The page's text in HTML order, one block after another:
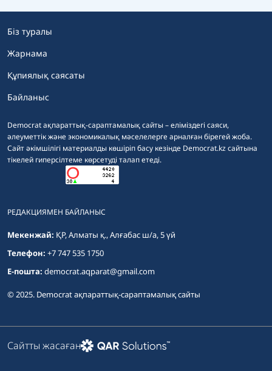
Democrat ақпараттық-сараптамалық сайты – еліміздегі саяси,
әлеуметтік және экономикалық мәселелерге арналған бірегей жоба.
Сайт әкімшілігі материалды көшіріп басу кезінде Democrat.kz сайтына
тікелей гиперсілтеме көрсетуді талап етеді.
Біз туралы
Жарнама
Құпиялық саясаты
Байланыс
РЕДАКЦИЯМЕН БАЙЛАНЫС
Мекенжай: ҚР, Алматы қ., Алғабас ш/а, 5 үй
Телефон: +7 747 535 1750
E-пошта: democrat.aqparat@gmail.com
© 2025. Democrat ақпараттық-сараптамалық сайты
Сайтты жасаған